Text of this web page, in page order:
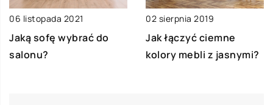
06 listopada 2021
Jaką sofę wybrać do
salonu?
02 sierpnia 2019
Jak łączyć ciemne
kolory mebli z jasnymi?